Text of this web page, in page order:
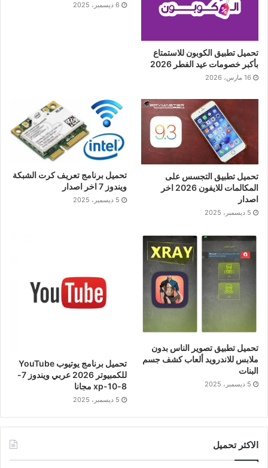
تحميل تطبيق الكوبون للاستمتاع
بأكبر خصومات عيد الفطر 2026
16 مارس، 2026
6 ديسمبر، 2025
تحميل تطبيق التجسس على
المكالمات للايفون 2026 اخر
اصدار
5 ديسمبر، 2025
تحميل برنامج تعريف كرت الشبكة
ويندوز 7 اخر اصدار
5 ديسمبر، 2025
تحميل تطبيق تصوير الناس بدون
ملابس للاندرويد ألعاب كشف جسم
البنات
5 ديسمبر، 2025
تحميل برنامج يوتيوب YouTube
للكمبيوتر 2026 عربي ويندوز 7-
8-10-xp مجانا
5 ديسمبر، 2025
الاكثر تحميل